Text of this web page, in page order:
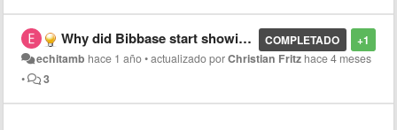
+1
COMPLETADO
Why did Bibbase start showing a big arrow on WordPress pages?
echitamb hace 1 año•actualizado porChristian Fritz hace 4 meses
•
3